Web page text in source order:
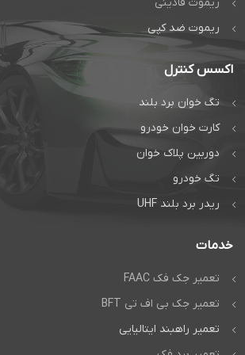
ریموت ضد کپی
اکسس کنترل
تگ خوان برد بلند
کارت خوان خودرو
دوربین پلاک خوان
تگ خودرو
ریدر برد بلند UHF
خدمات
تعمیر جک فک FAAC
تعمیر جک بی اف تی BFT
تعمیر راهبند ایتالیایی